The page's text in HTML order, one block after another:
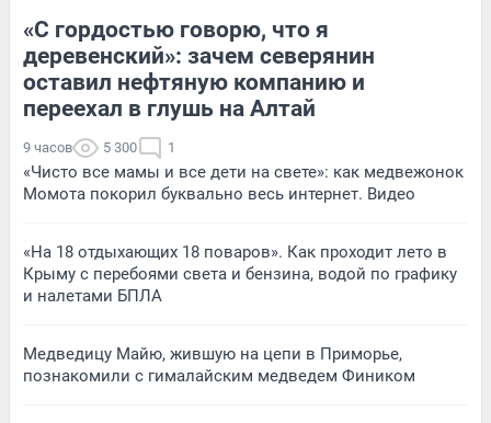
«С гордостью говорю, что я
деревенский»: зачем северянин
оставил нефтяную компанию и
переехал в глушь на Алтай
9 часов 5 300 1
«Чисто все мамы и все дети на свете»: как медвежонок
Момота покорил буквально весь интернет. Видео
«На 18 отдыхающих 18 поваров». Как проходит лето в
Крыму с перебоями света и бензина, водой по графику
и налетами БПЛА
Медведицу Майю, жившую на цепи в Приморье,
познакомили с гималайским медведем Фиником